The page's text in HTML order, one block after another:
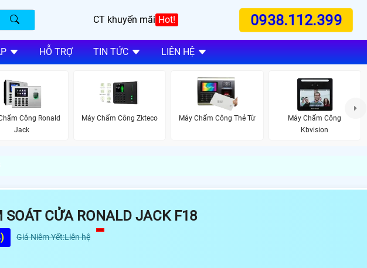
CT khuyến mãi Hot! 0938.112.399
HỖ TRỢ TIN TỨC LIÊN HỆ
Công Ronald
Jack
Máy Chấm Công Zkteco Máy Chấm Công Thẻ Từ
Máy Chấm Công
Kbvision
CỬA RONALD JACK F18
Giá Niêm Yết:Liên hệ